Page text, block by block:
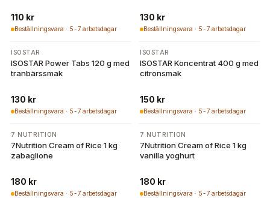
110 kr
Beställningsvara · 5-7 arbetsdagar
130 kr
Beställningsvara · 5-7 arbetsdagar
ISOSTAR
ISOSTAR Power Tabs 120 g med
tranbärssmak
130 kr
Beställningsvara · 5-7 arbetsdagar
ISOSTAR
ISOSTAR Koncentrat 400 g med
citronsmak
150 kr
Beställningsvara · 5-7 arbetsdagar
7 NUTRITION
7Nutrition Cream of Rice 1 kg
zabaglione
180 kr
Beställningsvara · 5-7 arbetsdagar
7 NUTRITION
7Nutrition Cream of Rice 1 kg
vanilla yoghurt
180 kr
Beställningsvara · 5-7 arbetsdagar